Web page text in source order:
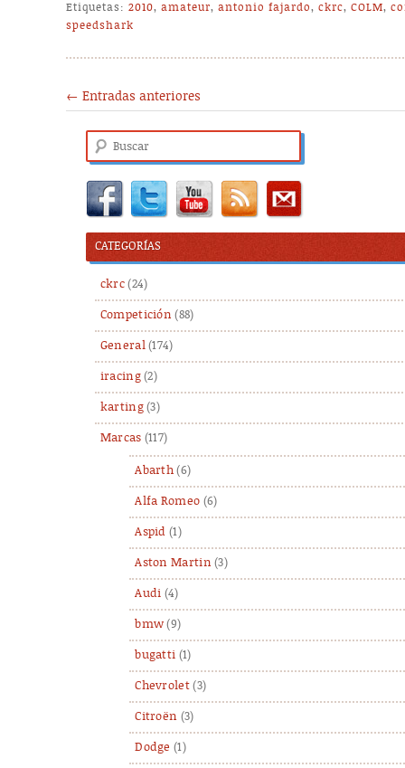
Etiquetas: 2010,amateur,antonio fajardo,ckrc,COLM,
speedshark
← Entradas anteriores
Buscar
CATEGORÍAS
ckrc(24)
Competición (88)
General(174)
iracing(2)
karting(3)
Marcas (117)
Abarth (6)
Alfa Romeo (6)
Aspid (1)
Aston Martin (3)
Audi (4)
bmw (9)
bugatti (1)
Chevrolet(3)
Citroën (3)
Dodge (1)